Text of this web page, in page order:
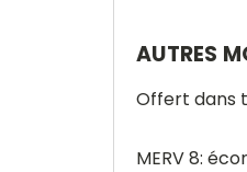
AUTRES
Offert dans
MERV 8: